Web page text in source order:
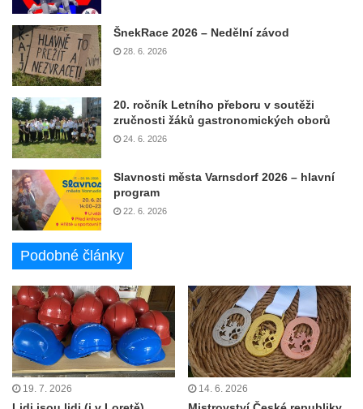
ŠnekRace 2026 – Nedělní závod
28. 6. 2026
20. ročník Letního přeboru v soutěži
zručnosti žáků gastronomických oborů
24. 6. 2026
Slavnosti města Varnsdorf 2026 – hlavní
program
22. 6. 2026
Podobné články
19. 7. 2026 14. 6. 2026